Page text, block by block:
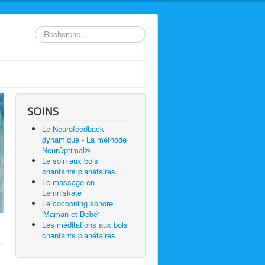
Rechercher
SOINS
Le Neurofeedback
dynamique - La méthode
NeurOptimal®
Le soin aux bols
chantants planétaires
Le massage en
Lemniskate
Le cocooning sonore
'Maman et Bébé'
Les méditations aux bols
chantants planétaires